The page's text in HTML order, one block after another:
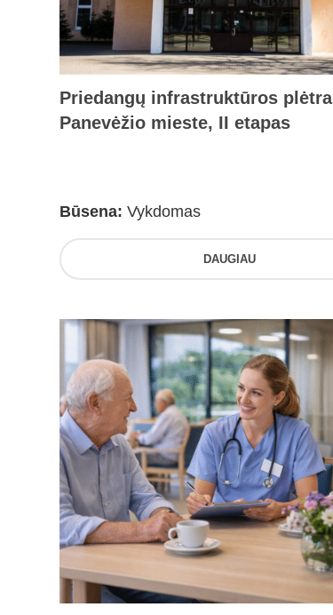
Priedangų infrastruktūros plėtra
Panevėžio mieste, II etapas
Būsena: Vykdomas
DAUGIAU